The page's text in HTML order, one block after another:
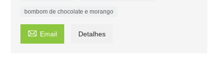
bombom de chocolate e morango
 Email Detalhes